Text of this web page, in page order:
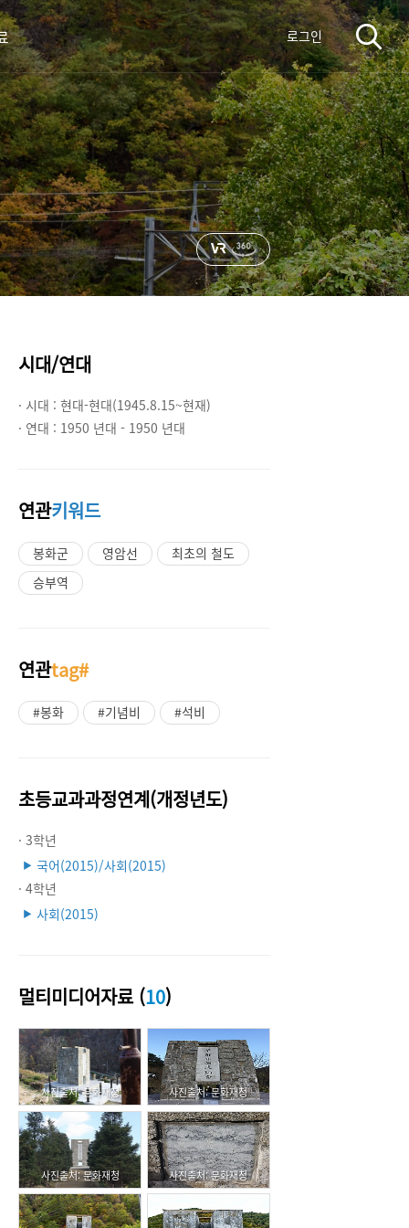
로그인
시대/연대
· 시대 : 현대-현대(1945.8.15~현재)
· 연대 : 1950 년대 - 1950 년대
연관키워드
봉화군 영암선
최초의 철도
승부역
연관tag#
#봉화 #기념비 #석비
초등교과과정연계(개정년도)
· 3학년
▶ 국어(2015)/사회(2015)
· 4학년
▶ 사회(2015)
멀티미디어자료 (10)
사진출처: 문화재청 사진출처: 문화재청
사진출처: 문화재청 사진출처: 문화재청